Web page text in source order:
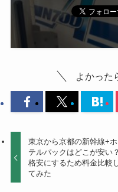
よかった
東京から京都の新幹線+ホ
テルパックはどこが安い？
格安にするため料金比較
てみた